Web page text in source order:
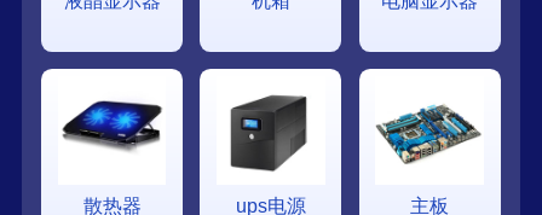
散热器 ups电源 主板